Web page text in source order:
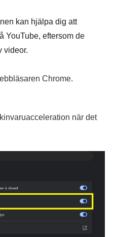
kan hjälpa dig att
YouTube, eftersom de
videor.
Chrome.
när det